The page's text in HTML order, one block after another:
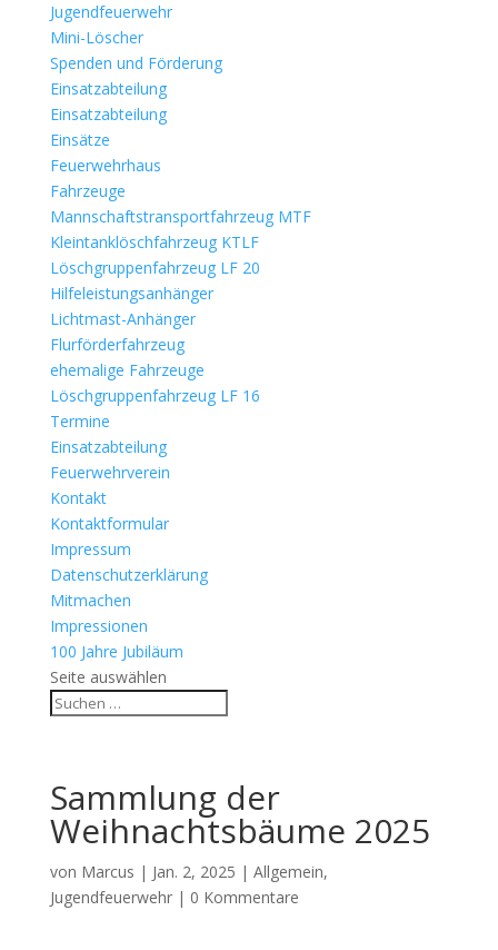
Jugendfeuerwehr
Mini-Löscher
Spenden und Förderung
Einsatzabteilung
Einsatzabteilung
Einsätze
Feuerwehrhaus
Fahrzeuge
Mannschaftstransportfahrzeug MTF
Kleintanklöschfahrzeug KTLF
Löschgruppenfahrzeug LF 20
Hilfeleistungsanhänger
Lichtmast-Anhänger
Flurförderfahrzeug
ehemalige Fahrzeuge
Löschgruppenfahrzeug LF 16
Termine
Einsatzabteilung
Feuerwehrverein
Kontakt
Kontaktformular
Impressum
Datenschutzerklärung
Mitmachen
Impressionen
100 Jahre Jubiläum
Seite auswählen
Sammlung der
Weihnachtsbäume 2025
von Marcus | Jan. 2, 2025 | Allgemein,
Jugendfeuerwehr| 0 Kommentare